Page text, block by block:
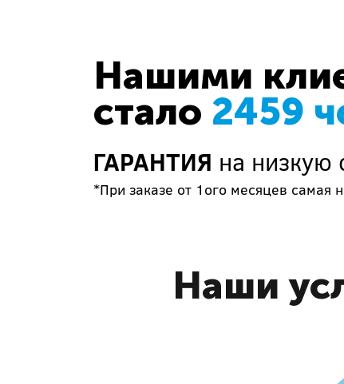
Нашими
стало 2459
ГАРАНТИЯ на низкую
*При заказе от 1ого месяцев самая
Наши